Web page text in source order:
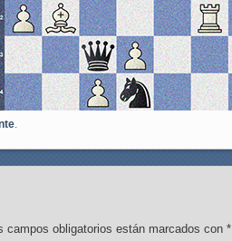
.
campos obligatorios están marcados con*